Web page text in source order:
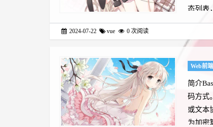
态列表
2024-07-22 vue 0次阅读
Web前端
简介
码方式
或文本
为加密